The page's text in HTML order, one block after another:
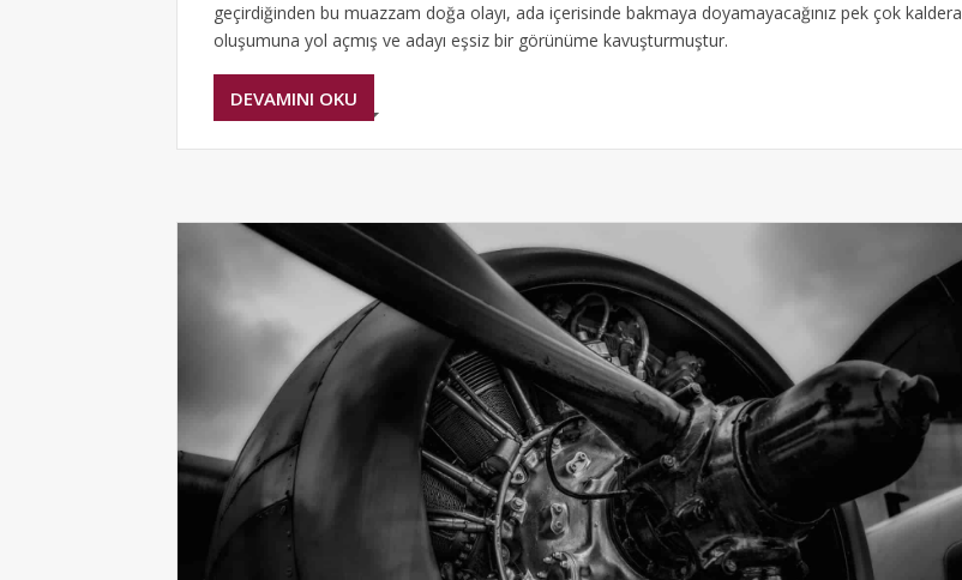
geçirdiğinden bu muazzam doğa olayı, ada içerisinde bakmaya doyamayacağınız pek çok kaldera
oluşumuna yol açmış ve adayı eşsiz bir görünüme kavuşturmuştur.
DEVAMINI OKU